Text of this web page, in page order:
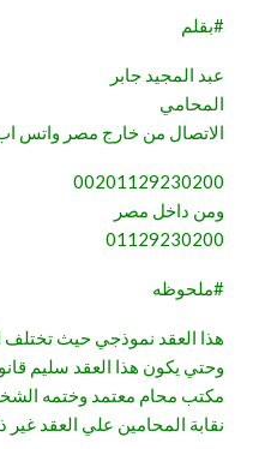
#بقلم
عبد المجيد جابر
المحامي
الاتصال من خارج مصر واتس
00201129230200
ومن داخل مصر
01129230200
#ملحوظه
هذا العقد نموذجي حيث
وحتي يكون هذا العقد سليم
مكتب محام معتمد وختمه
نقابة المحامين علي العقد غير